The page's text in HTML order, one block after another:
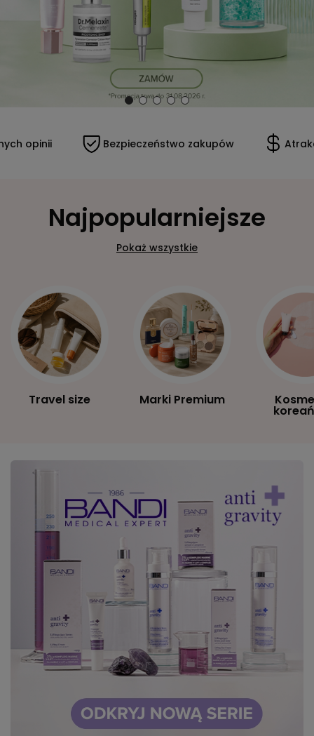
Bezpieczeństwo zakupów Atrakcyjne ceny
Najpopularniejsze
Pokaż wszystkie
Travel size Marki Premium